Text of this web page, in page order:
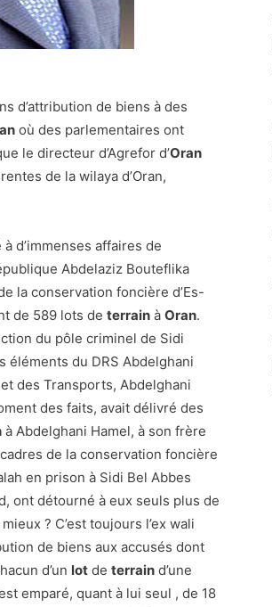
d’attribution de biens à des
où des parlementaires ont
le directeur d’Agrefor d’Oran
de la wilaya d’Oran,
d’immenses affaires de
Abdelaziz Bouteflika
la conservation foncière d’Es-
de 589 lots de terrain à Oran.
du pôle criminel de Sidi
éléments du DRS Abdelghani
des Transports, Abdelghani
des faits, avait délivré des
à Abdelghani Hamel, à son frère
de la conservation foncière
en prison à Sidi Bel Abbes
ont détourné à eux seuls plus de
? C’est toujours l’ex wali
de biens aux accusés dont
d’un lot de terrain d’une
emparé, quant à lui seul , de 18